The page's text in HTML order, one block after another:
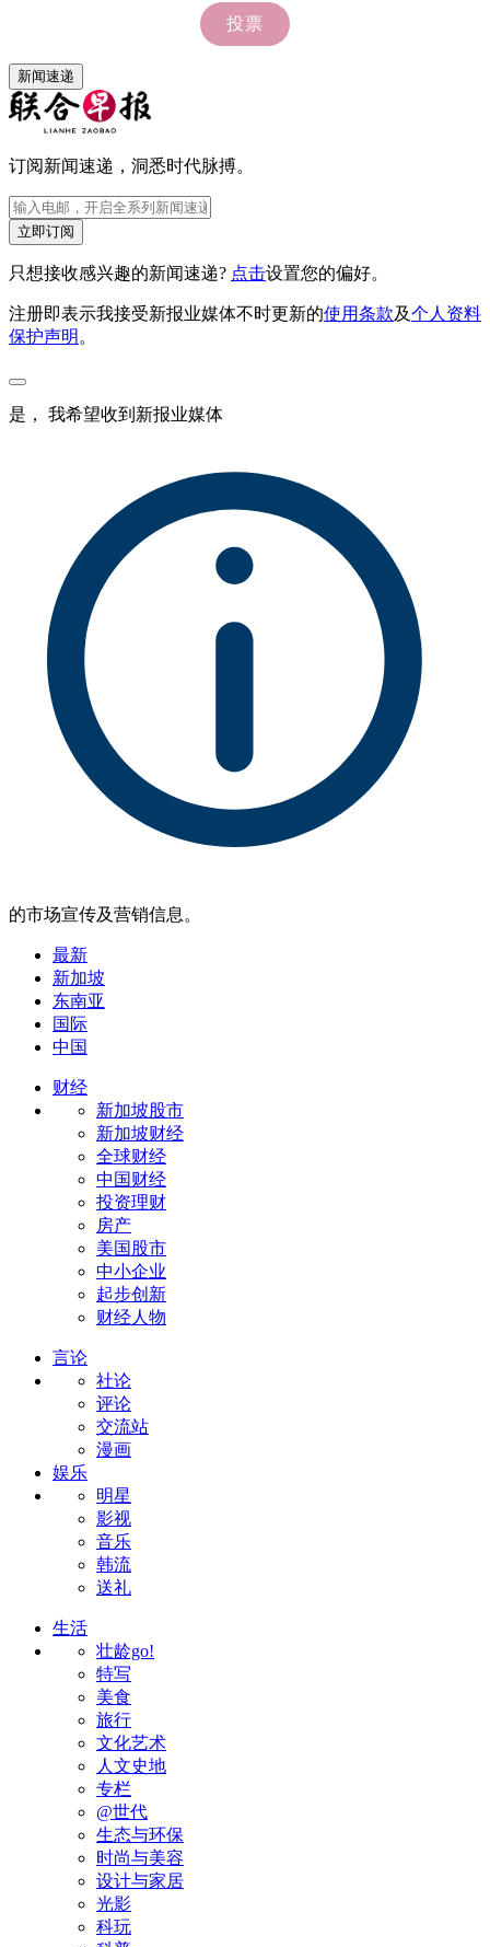
新闻速递
订阅新闻速递，洞悉时代脉搏。
立即订阅
只想接收感兴趣的新闻速递? 点击设置您的偏好。
注册即表示我接受新报业媒体不时更新的使用条款及个人资料
保护声明 。
是， 我希望收到新报业媒体
的市场宣传及营销信息。
最新
新加坡
东南亚
国际
中国
财经
新加坡股市
新加坡财经
全球财经
中国财经
投资理财
房产
美国股市
中小企业
起步创新
财经人物
言论
社论
评论
交流站
漫画
娱乐
明星
影视
音乐
韩流
送礼
生活
壮龄go!
特写
美食
旅行
文化艺术
人文史地
专栏
@世代
生态与环保
时尚与美容
设计与家居
光影
科玩